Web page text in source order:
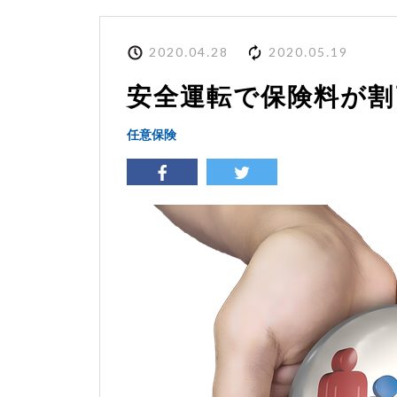
2020.04.28 2020.05.19
安全運転で保険料が
任意保険